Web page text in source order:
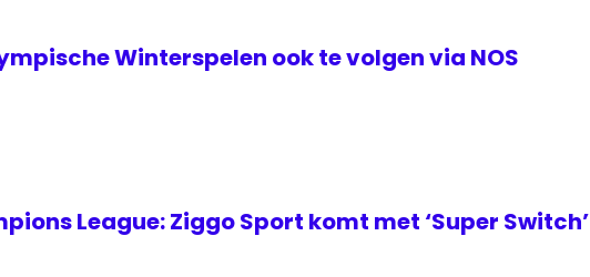
Winterspelen ook te volgen via NOS
League: Ziggo Sport komt met ‘Super Switch’